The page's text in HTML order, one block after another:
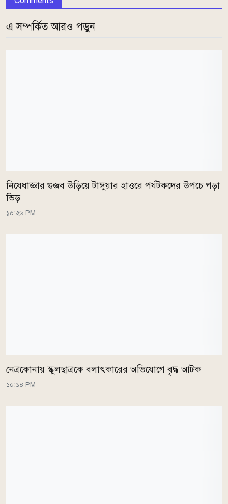
এ সম্পর্কিত আরও পড়ুন
নিষেধাজ্ঞার গুজব উড়িয়ে টাঙ্গুয়ার হাওরে পর্যটকদের উপচে পড়া
ভিড়
১০:২৬ PM
নেত্রকোনায় স্কুলছাত্রকে বলাৎকারের অভিযোগে বৃদ্ধ আটক
১০:১৪ PM